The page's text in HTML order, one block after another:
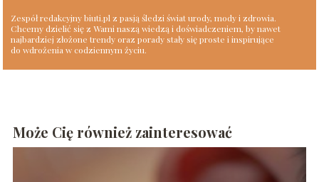
Zespół redakcyjny biuti.pl z pasją śledzi świat urody, mody i zdrowia.
Chcemy dzielić się z Wami naszą wiedzą i doświadczeniem, by nawet
najbardziej złożone trendy oraz porady stały się proste i inspirujące
do wdrożenia w codziennym życiu.
Może Cię również zainteresować